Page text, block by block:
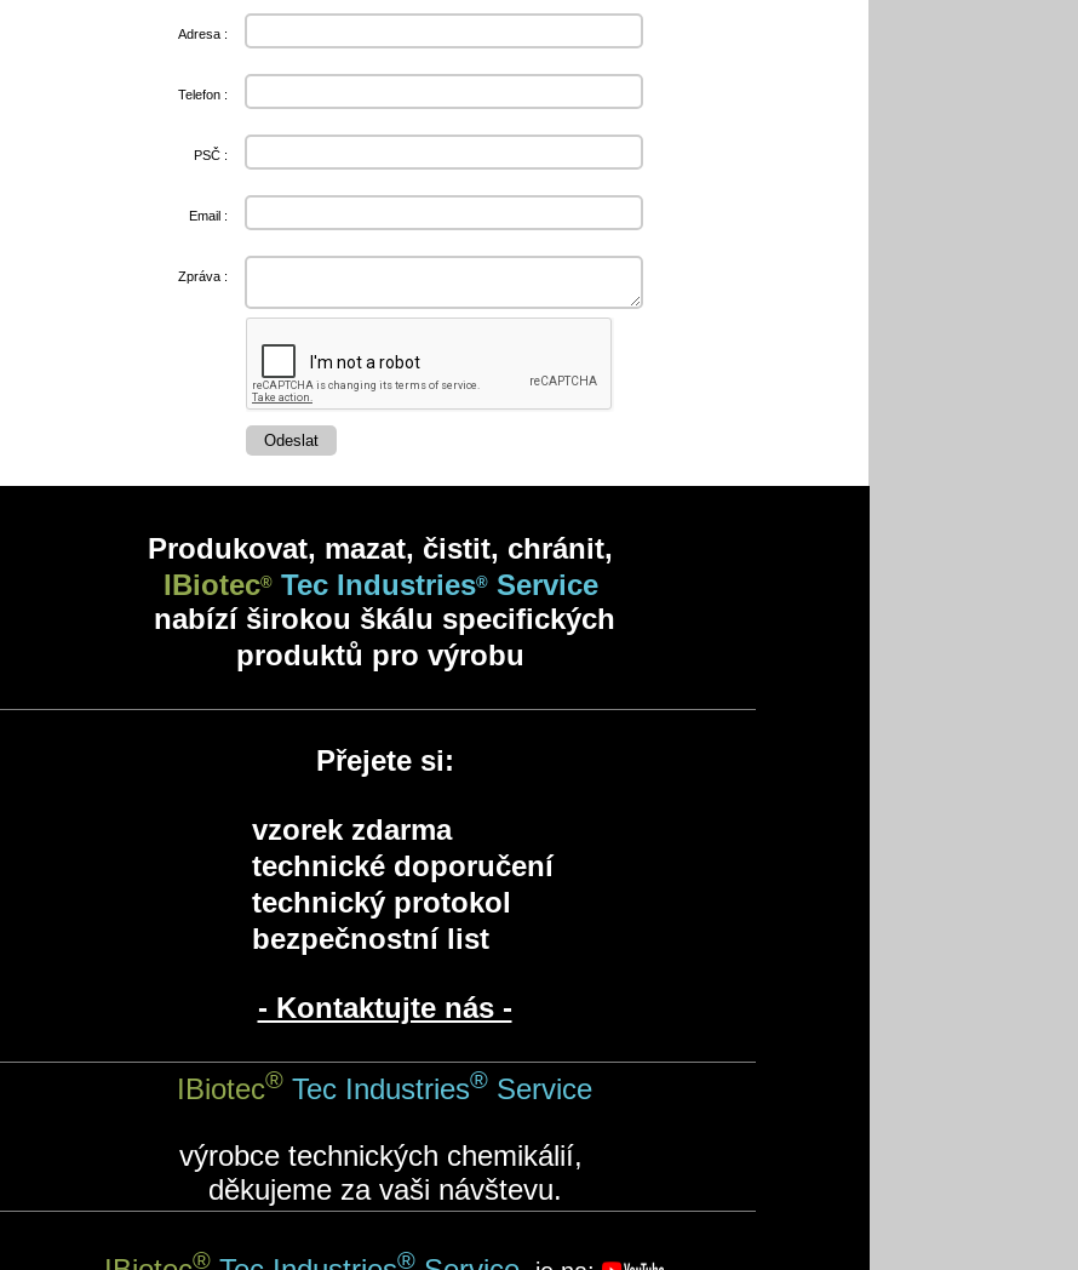
Adresa :
Telefon :
PSČ :
Email :
Zpráva :
Produkovat, mazat, čistit, chránit,
IBiotec®Tec Industries®Service
nabízí širokou škálu specifických
produktů pro výrobu
Přejete si:
vzorek zdarma
technické doporučení
technický protokol
bezpečnostní list
- Kontaktujte nás -
IBiotec® Tec Industries® Service
výrobce technických chemikálií,
děkujeme za vaši návštevu.
® ®